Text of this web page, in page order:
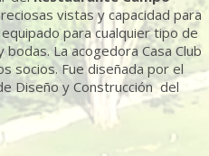
vistas y capacidad para
para cualquier tipo de
La acogedora Casa Club
socios. Fue diseñada por el
Diseño y Construcción del